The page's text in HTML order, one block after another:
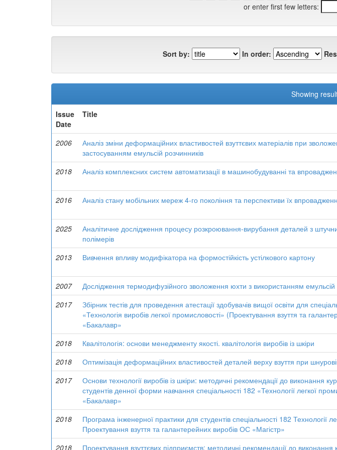
or enter first few letters:
Sort by: In order:
Showing
Issue
Date
Title
2006
Аналіз зміни деформаційних властивостей взуттєвих матеріалів при
застосуванням емульсій розчинників
2018 Аналіз комплексних систем автоматизації в машинобудуванні та
2016
Аналіз стану мобільних мереж 4-го покоління та перспективи їх
2025
Аналітичне дослідження процесу розкроювання-вирубання деталей з
полімерів
2013
Вивчення впливу модифікатора на формостійкість устілкового картону
2007
Дослідження термодифузійного зволоження юхти з використанням емульсій
2017
Збірник тестів для проведення атестації здобувачів вищої освіти для
«Технологія виробів легкої промисловості» (Проектування взуття та
«Бакалавр»
2018
Квалітологія: основи менеджменту якості. квалітологія виробів із шкіри
2018
Оптимізація деформаційних властивостей деталей верху взуття при
2017
Основи технології виробів із шкіри: методичні рекомендації до виконання
студентів денної форми навчання спеціальності 182 «Технології легкої
«Бакалавр»
2018
Програма інженерної практики для студентів спеціальності 182 Технології
Проектування взуття та галантерейних виробів ОС «Магістр»
2018 Проектування взуттєвих підприємств: методичні рекомендації до виконання